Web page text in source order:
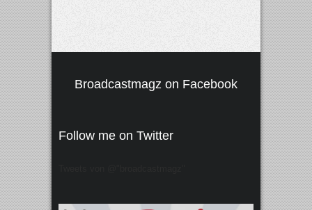
Broadcastmagz on Facebook
Follow me on Twitter